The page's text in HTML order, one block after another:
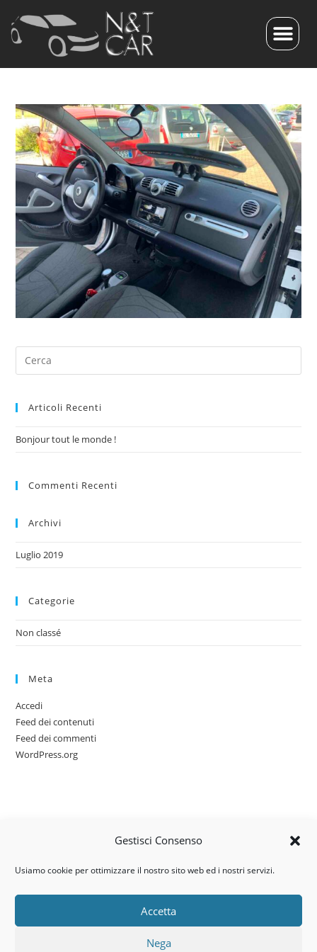
Gestisci Consenso
Usiamo cookie per ottimizzare il nostro sito web ed i nostri servizi.
Accetta
Nega
Articoli Recenti
Bonjour tout le monde !
Commenti Recenti
Archivi
Luglio 2019
Categorie
Non classé
Meta
Accedi
Feed dei contenuti
Feed dei commenti
WordPress.org
Via dell’artigianato, 14 – 31030